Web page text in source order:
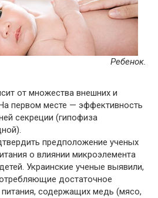
Ребенок.
от множества внешних и
первом месте — эффективность
секреции (гипофиза
предположение ученых
о влиянии микроэлемента
Украинские ученые выявили,
достаточное
питания, содержащих медь (мясо,